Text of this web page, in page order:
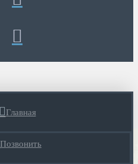
Главная
Позвонить